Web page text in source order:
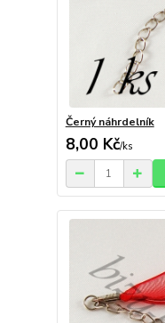
Černý náhrdelník
8,00 Kč/ks